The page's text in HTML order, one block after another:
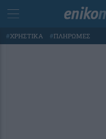
#ΧΡΗΣΤΙΚΑ #ΠΛΗΡΩΜΕΣ